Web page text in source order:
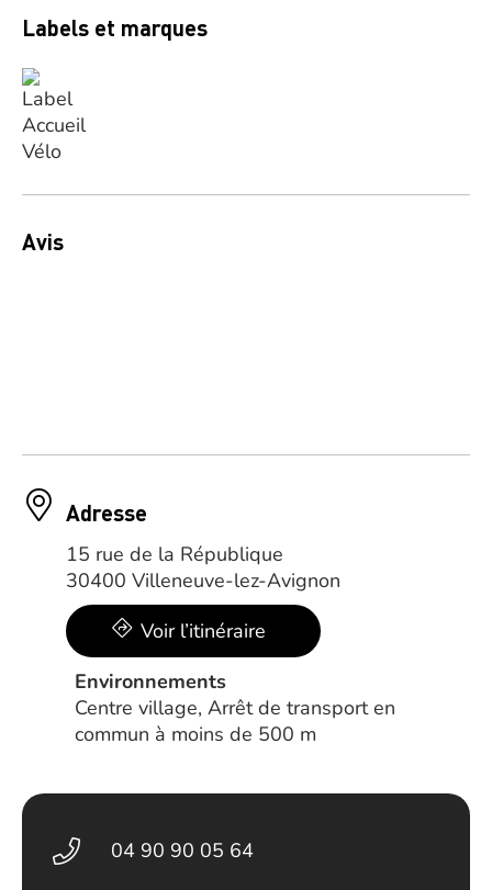
Labels et marques
Avis
Adresse
15 rue de la République
30400 Villeneuve-lez-Avignon
Voir l’itinéraire
Environnements
Centre village, Arrêt de transport en
commun à moins de 500 m
04 90 90 05 64